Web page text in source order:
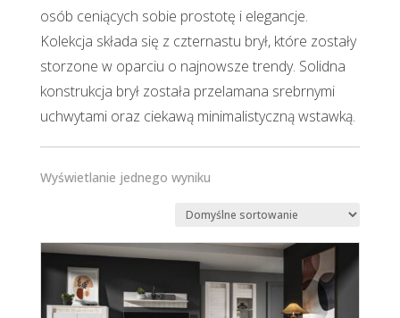
osób ceniących sobie prostotę i elegancje.
Kolekcja składa się z czternastu brył, które zostały
storzone w oparciu o najnowsze trendy. Solidna
konstrukcja brył została przelamana srebrnymi
uchwytami oraz ciekawą minimalistyczną wstawką.
Wyświetlanie jednego wyniku